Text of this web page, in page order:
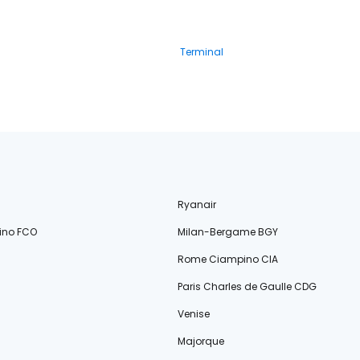
Terminal
Ryanair
FCO
Milan-Bergame BGY
Rome Ciampino CIA
Paris Charles de Gaulle CDG
Venise
Majorque